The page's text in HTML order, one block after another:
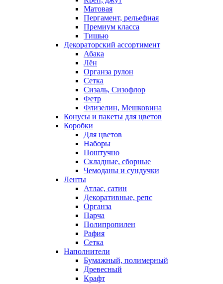
Матовая
Пергамент, рельефная
Премиум класса
Тишью
Декораторский ассортимент
Абака
Лён
Органза рулон
Сетка
Сизаль, Сизофлор
Фетр
Флизелин, Мешковина
Конусы и пакеты для цветов
Коробки
Для цветов
Наборы
Поштучно
Складные, сборные
Чемоданы и сундучки
Ленты
Атлас, сатин
Декоративные, репс
Органза
Парча
Полипропилен
Рафия
Сетка
Наполнители
Бумажный, полимерный
Древесный
Крафт